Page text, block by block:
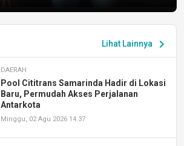
Lihat Lainnya chevron_right
DAERAH
Pool Cititrans Samarinda Hadir di Lokasi
Baru, Permudah Akses Perjalanan
Antarkota
Minggu, 02 Agu 2026 14:37